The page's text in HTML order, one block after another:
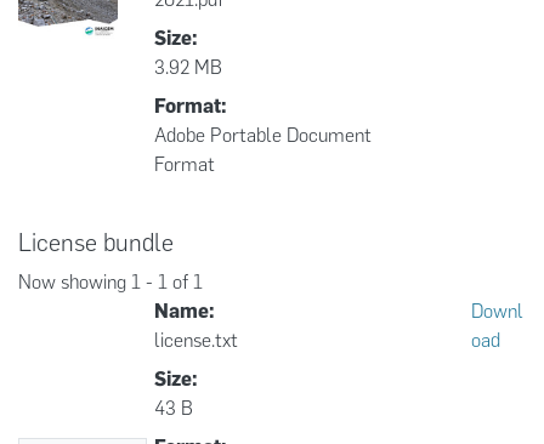
Size:
3.92 MB
Format:
Adobe Portable Document
Format
License bundle
Now showing 1 - 1 of 1
Name:
license.txt
Size:
43 B
Downl
oad